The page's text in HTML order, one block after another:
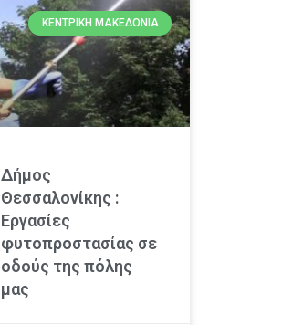
ΚΕΝΤΡΙΚΉ ΜΑΚΕΔΟΝΊΑ
Δήμος
Θεσσαλονίκης :
Εργασίες
φυτοπροστασίας σε
οδούς της πόλης
μας